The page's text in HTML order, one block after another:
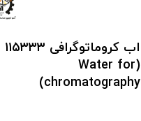
اب کروماتوگرافی ۱۱۵۳۳۳
(Water for
chromatography)